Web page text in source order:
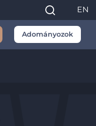
EN
Adományozok